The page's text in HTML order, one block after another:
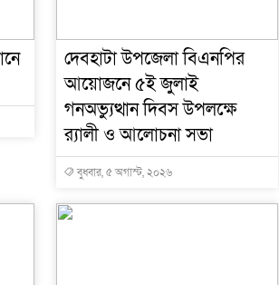
দেবহাটা উপজেলা বিএনপির
আয়োজনে ৫ই জুলাই
গনঅভ্যুত্থান দিবস উপলক্ষে
র‍্যালী ও আলোচনা সভা
বুধবার, ৫ অগাস্ট, ২০২৬